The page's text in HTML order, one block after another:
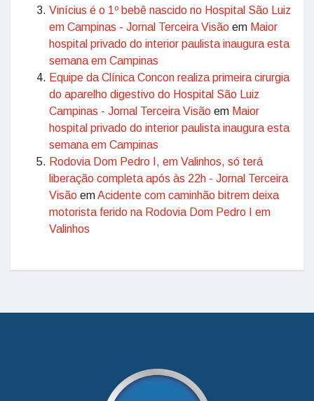
Vinícius é o 1º bebê nascido no Hospital São Luiz
em Campinas - Jornal Terceira Visão em Maior
hospital privado do interior paulista inaugura esta
semana em Campinas
Equipe da Clínica Concon realiza primeira cirurgia
do aparelho digestivo do Hospital São Luiz
Campinas - Jornal Terceira Visão em Maior
hospital privado do interior paulista inaugura esta
semana em Campinas
Rodovia Dom Pedro I, em Valinhos, só terá
liberação completa após às 22h - Jornal Terceira
Visão emAcidente com caminhão bitrem deixa
motorista ferido na Rodovia Dom Pedro I em
Valinhos